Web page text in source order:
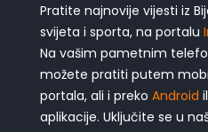
Pratite najnovije vijesti iz
svijeta i sporta, na portalu
Na vašim pametnim
možete pratiti putem
portala, ali i preko Android
aplikacije. Uključite se u